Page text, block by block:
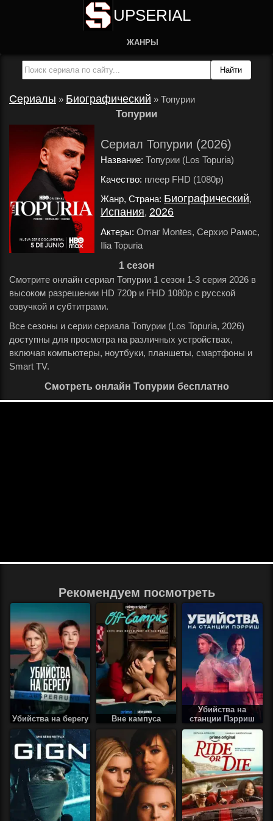
UPSERIAL
ЖАНРЫ
Сериалы » Биографический » Топурии
Топурии
Сериал Топурии (2026)
Название: Топурии (Los Topuria)
Качество: плеер FHD (1080p)
Жанр, Страна: Биографический,
Испания, 2026
Актеры: Omar Montes, Серхио Рамос,
Ilia Topuria
1 сезон
Смотрите онлайн сериал Топурии 1 сезон 1-3 серия 2026 в
высоком разрешении HD 720p и FHD 1080p с русской
озвучкой и субтитрами.
Все сезоны и серии сериала Топурии (Los Topuria, 2026)
доступны для просмотра на различных устройствах,
включая компьютеры, ноутбуки, планшеты, смартфоны и
Smart TV.
Смотреть онлайн Топурии бесплатно
Рекомендуем посмотреть
Убийства на берегу Вне кампуса
Убийства на
станции Пэрриш